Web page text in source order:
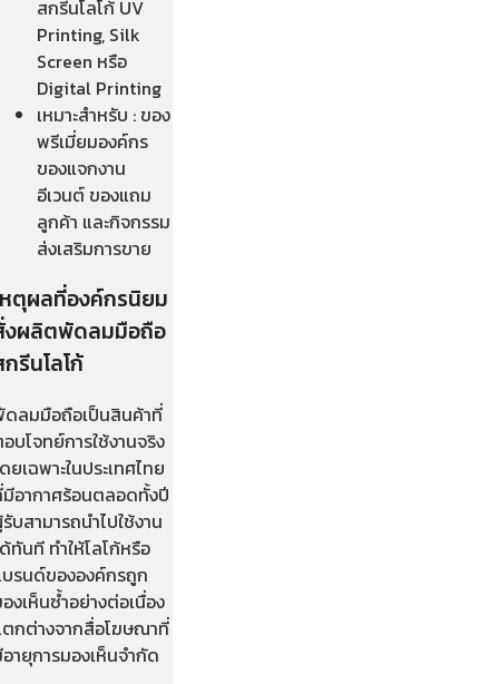
สกรีนโลโก้ UV
Printing, Silk
Screen หรือ
Digital Printing
เหมาะสำหรับ : ของ
พรีเมี่ยมองค์กร
ของแจกงาน
อีเวนต์ ของแถม
ลูกค้า และกิจกรรม
ส่งเสริมการขาย
ตุผลที่องค์กรนิยม
ผลิตพัดลมมือถือ
รีนโลโก้
ลมมือถือเป็นสินค้าที่
บโจทย์การใช้งานจริง
ยเฉพาะในประเทศไทย
อากาศร้อนตลอดทั้งปี
บสามารถนำไปใช้งาน
ทันที ทำให้โลโก้หรือ
รนด์ขององค์กรถูก
งเห็นซ้ำอย่างต่อเนื่อง
กต่างจากสื่อโฆษณาที่
ายุการมองเห็นจำกัด